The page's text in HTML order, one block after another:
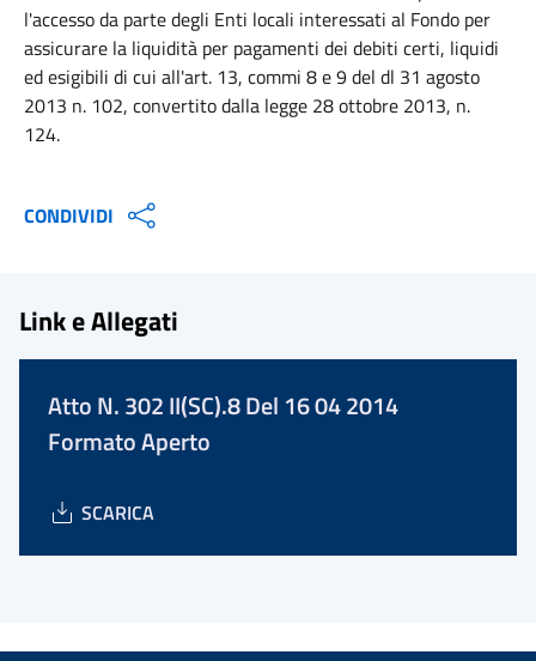
l'accesso da parte degli Enti locali interessati al Fondo per
assicurare la liquidità per pagamenti dei debiti certi, liquidi
ed esigibili di cui all'art. 13, commi 8 e 9 del dl 31 agosto
2013 n. 102, convertito dalla legge 28 ottobre 2013, n.
124.
CONDIVIDI
Link e Allegati
Atto N. 302 II(SC).8 Del 16 04 2014
Formato Aperto
SCARICA